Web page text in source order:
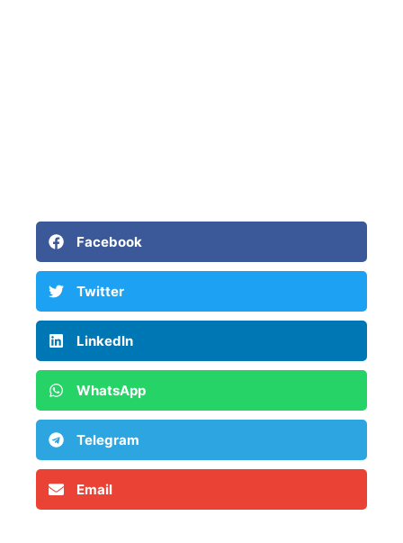
Facebook
Twitter
LinkedIn
WhatsApp
Telegram
Email